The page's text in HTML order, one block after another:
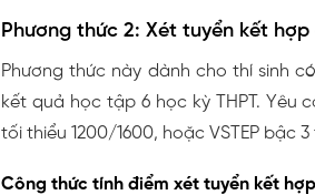
Phương thức 2: Xét tuyển kết
Phương thức này dành cho thí sinh
kết quả học tập 6 học kỳ THPT. Yêu
tối thiểu 1200/1600, hoặc VSTEP bậc 3
Công thức tính điểm xét tuyển kết